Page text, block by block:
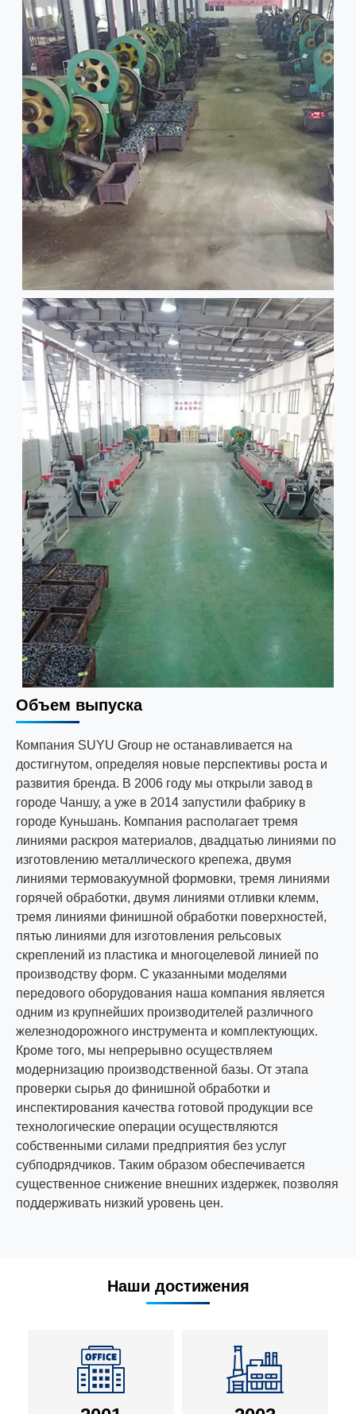
Объем выпуска
Компания SUYU Group не останавливается на
достигнутом, определяя новые перспективы роста и
развития бренда. В 2006 году мы открыли завод в
городе Чаншу, а уже в 2014 запустили фабрику в
городе Куньшань. Компания располагает тремя
линиями раскроя материалов, двадцатью линиями по
изготовлению металлического крепежа, двумя
линиями термовакуумной формовки, тремя линиями
горячей обработки, двумя линиями отливки клемм,
тремя линиями финишной обработки поверхностей,
пятью линиями для изготовления рельсовых
скреплений из пластика и многоцелевой линией по
производству форм. С указанными моделями
передового оборудования наша компания является
одним из крупнейших производителей различного
железнодорожного инструмента и комплектующих.
Кроме того, мы непрерывно осуществляем
модернизацию производственной базы. От этапа
проверки сырья до финишной обработки и
инспектирования качества готовой продукции все
технологические операции осуществляются
собственными силами предприятия без услуг
субподрядчиков. Таким образом обеспечивается
существенное снижение внешних издержек, позволяя
поддерживать низкий уровень цен.
Наши достижения